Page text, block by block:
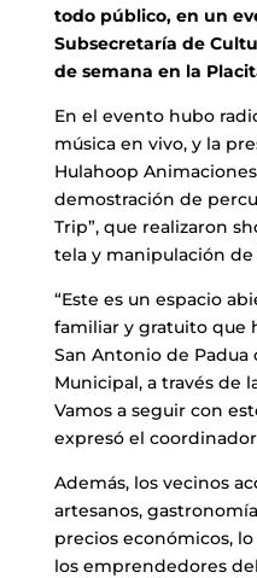
todo público, en un
Subsecretaría de
de semana en la
En el evento hubo
música en vivo, y la
Hulahoop
demostración de
Trip”, que realizaron
tela y manipulación de
“Este es un espacio
familiar y gratuito que
San Antonio de
Municipal, a través de
Vamos a seguir con
expresó el
Además, los vecinos
artesanos,
precios económicos,
los emprendedores